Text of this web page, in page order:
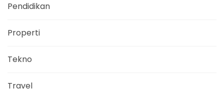
Pendidikan
Properti
Tekno
Travel